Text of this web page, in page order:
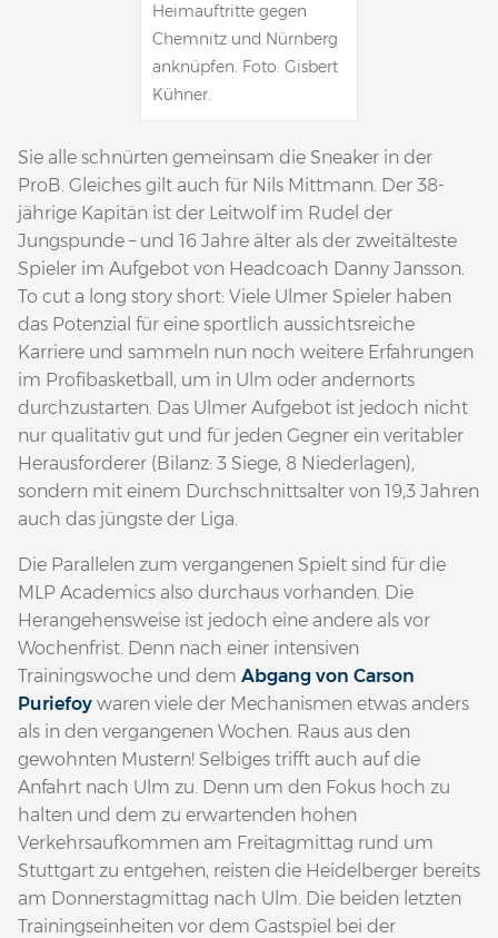
Heimauftritte gegen
Chemnitz und Nürnberg
anknüpfen. Foto: Gisbert
Kühner.
Sie alle schnürten gemeinsam die Sneaker in der
ProB. Gleiches gilt auch für Nils Mittmann. Der 38-
jährige Kapitän ist der Leitwolf im Rudel der
Jungspunde – und 16 Jahre älter als der zweitälteste
Spieler im Aufgebot von Headcoach Danny Jansson.
To cut a long story short: Viele Ulmer Spieler haben
das Potenzial für eine sportlich aussichtsreiche
Karriere und sammeln nun noch weitere Erfahrungen
im Profibasketball, um in Ulm oder andernorts
durchzustarten. Das Ulmer Aufgebot ist jedoch nicht
nur qualitativ gut und für jeden Gegner ein veritabler
Herausforderer (Bilanz: 3 Siege, 8 Niederlagen),
sondern mit einem Durchschnittsalter von 19,3 Jahren
auch das jüngste der Liga.
Die Parallelen zum vergangenen Spielt sind für die
MLP Academics also durchaus vorhanden. Die
Herangehensweise ist jedoch eine andere als vor
Wochenfrist. Denn nach einer intensiven
Trainingswoche und dem Abgang von Carson
Puriefoy waren viele der Mechanismen etwas anders
als in den vergangenen Wochen. Raus aus den
gewohnten Mustern! Selbiges trifft auch auf die
Anfahrt nach Ulm zu. Denn um den Fokus hoch zu
halten und dem zu erwartenden hohen
Verkehrsaufkommen am Freitagmittag rund um
Stuttgart zu entgehen, reisten die Heidelberger bereits
am Donnerstagmittag nach Ulm. Die beiden letzten
Trainingseinheiten vor dem Gastspiel bei der